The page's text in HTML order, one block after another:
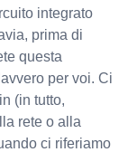
integrato
prima di
questa
per voi. Ci
(in tutto,
rete o alla
ci riferiamo